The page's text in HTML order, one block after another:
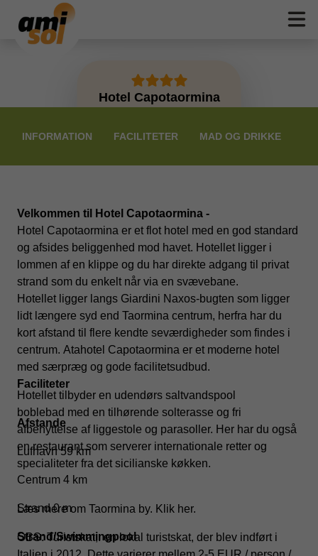
Hotel Capotaormina
INFORMATION FACILITETER MAD OG DRIKKE
Velkommen til Hotel Capotaormina -
Hotel Capotaormina er et flot hotel med en god standard
og afsides beliggenhed mod havet. Hotellet ligger i
lommen af en klippe og du har direkte adgang til privat
strand som du enkelt når via en svævebane.
Hotellet ligger langs Giardini Naxos-bugten som ligger
lidt længere syd end Taormina centrum, herfra har du
kort afstand til flere kendte seværdigheder som findes i
centrum. Atahotel Capotaormina er et moderne hotel
med særpræg og gode facilitetsudbud.
Hotellet tilbyder en udendørs saltvandspool
boblebad med en tilhørende solterasse og fri
afbenyttelse af liggestole og parasoller. Her har du også
en restaurant som serverer internationale retter og
specialiteter fra det sicilianske køkken.
Læs mere om Taormina by. Klik her.
OBS: Turistskat,: en lokal turistskat, der blev indført i
Faciliteter
Afstande
Lufhavn 59 km
Centrum 4 km
Strand 0 m
Strand/Swimmingpool